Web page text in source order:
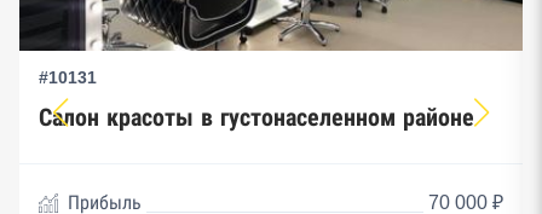
#10131
Салон красоты в густонаселенном районе
Прибыль
70 000 ₽